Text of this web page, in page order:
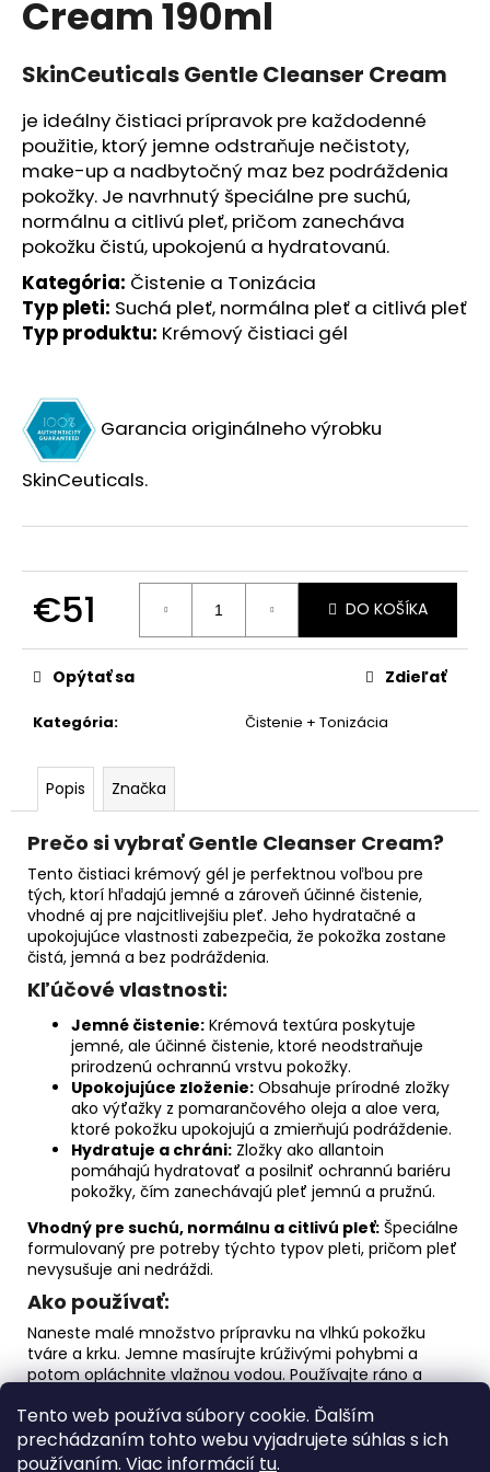
Tento web používa súbory cookie. Ďalším
prechádzaním tohto webu vyjadrujete súhlas s ich
používaním. Viac informácií tu.
Cream 190ml
SkinCeuticals Gentle Cleanser Cream
je ideálny čistiaci prípravok pre každodenné
použitie, ktorý jemne odstraňuje nečistoty,
make-up a nadbytočný maz bez podráždenia
pokožky. Je navrhnutý špeciálne pre suchú,
normálnu a citlivú pleť, pričom zanecháva
pokožku čistú, upokojenú a hydratovanú.
Kategória: Čistenie a Tonizácia
Typ pleti: Suchá pleť, normálna pleť a citlivá pleť
Typ produktu: Krémový čistiaci gél
Garancia originálneho výrobku
SkinCeuticals.
€51
cena:
DO KOŠÍKA
Kategória: Čistenie + Tonizácia
Opýtať sa Zdieľať
Popis Značka
Prečo si vybrať Gentle Cleanser Cream?
Tento čistiaci krémový gél je perfektnou voľbou pre
tých, ktorí hľadajú jemné a zároveň účinné čistenie,
vhodné aj pre najcitlivejšiu pleť. Jeho hydratačné a
upokojujúce vlastnosti zabezpečia, že pokožka zostane
čistá, jemná a bez podráždenia.
Kľúčové vlastnosti:
Jemné čistenie: Krémová textúra poskytuje
jemné, ale účinné čistenie, ktoré neodstraňuje
prirodzenú ochrannú vrstvu pokožky.
Upokojujúce zloženie: Obsahuje prírodné zložky
ako výťažky z pomarančového oleja a aloe vera,
ktoré pokožku upokojujú a zmierňujú podráždenie.
Hydratuje a chráni: Zložky ako allantoin
pomáhajú hydratovať a posilniť ochrannú bariéru
pokožky, čím zanechávajú pleť jemnú a pružnú.
Vhodný pre suchú, normálnu a citlivú pleť: Špeciálne
formulovaný pre potreby týchto typov pleti, pričom pleť
nevysušuje ani nedráždi.
Ako používať:
Naneste malé množstvo prípravku na vlhkú pokožku
tváre a krku. Jemne masírujte krúživými pohybmi a
potom opláchnite vlažnou vodou. Používajte ráno a
Objem:190ml
á
s
ť
?
HĽADAŤ
O
p
o
r
ú
č
a
e
A.G.E.
ADVANCED
EYE
FOR
CIRCLES
€117